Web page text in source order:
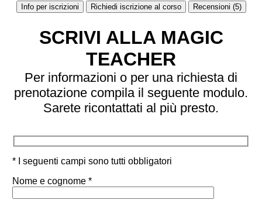
Info per iscrizioni Richiedi iscrizione al corso Recensioni (5)
SCRIVI ALLA MAGIC
TEACHER
Per informazioni o per una richiesta di
prenotazione compila il seguente modulo.
Sarete ricontattati al più presto.
* I seguenti campi sono tutti obbligatori
Nome e cognome *